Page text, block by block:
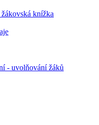
knížka
- uvolňování žáků